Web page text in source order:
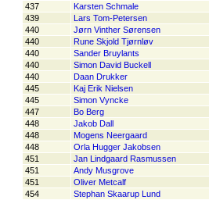
437
Karsten Schmale
439
Lars Tom-Petersen
440
Jørn Vinther Sørensen
440
Rune Skjold Tjørnløv
440
Sander Bruylants
440
Simon David Buckell
440
Daan Drukker
445
Kaj Erik Nielsen
445
Simon Vyncke
447
Bo Berg
448
Jakob Dall
448
Mogens Neergaard
448
Orla Hugger Jakobsen
451
Jan Lindgaard Rasmussen
451
Andy Musgrove
451
Oliver Metcalf
454
Stephan Skaarup Lund